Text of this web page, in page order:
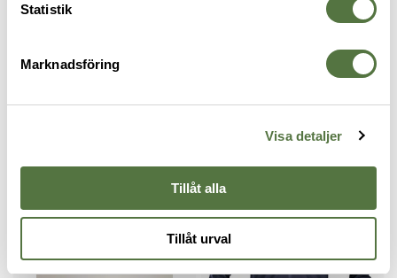
Statistik
Marknadsföring
Visa detaljer
Tillåt alla
Tillåt urval
OM VARUMÄRKET
JACKOR